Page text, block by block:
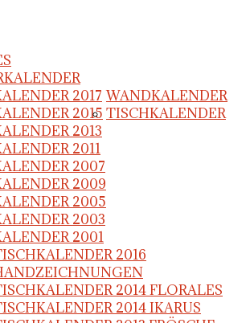
WANDKALENDER
2017
2015
2013
2011
2007
2009
2005
2003
2001
TISCHKALENDER
2016
2014 FLORALES
2014 IKARUS